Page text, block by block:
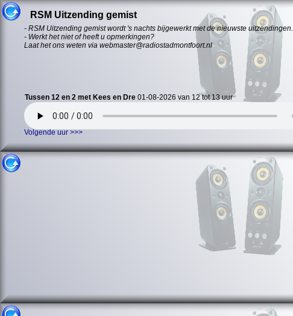
RSM Uitzending gemist
Tussen 12 en 2 met Kees en Dre 01-08-2026 van 12 tot 13 uur
Volgende uur >>>
- RSM Uitzending gemist wordt 's nachts bijgewerkt met de nieuwste uitzendingen.
- Werkt het niet of heeft u opmerkingen?
Laat het ons weten via webmaster@radiostadmontfoort.nl